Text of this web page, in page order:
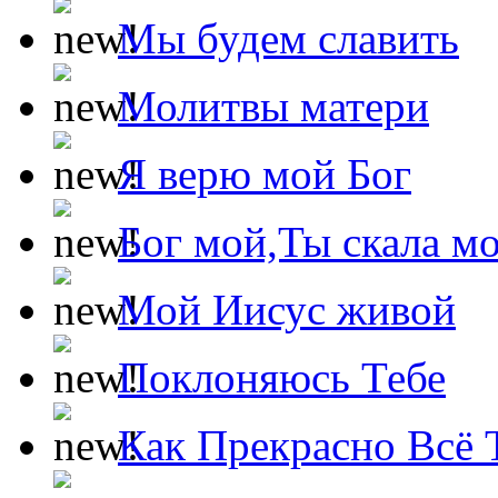
Мы будем славить
Молитвы матери
Я верю мой Бог
Бог мой,Ты скала
Мой Иисус живой
Поклоняюсь Тебе
Как Прекрасно Всё